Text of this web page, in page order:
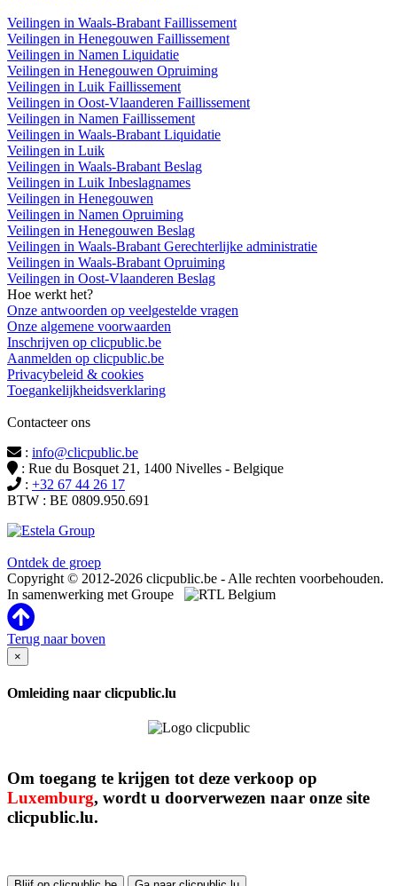
Veilingen in Waals-Brabant Faillissement
Veilingen in Henegouwen Faillissement
Veilingen in Namen Liquidatie
Veilingen in Henegouwen Opruiming
Veilingen in Luik Faillissement
Veilingen in Oost-Vlaanderen Faillissement
Veilingen in Namen Faillissement
Veilingen in Waals-Brabant Liquidatie
Veilingen in Luik
Veilingen in Waals-Brabant Beslag
Veilingen in Luik Inbeslagnames
Veilingen in Henegouwen
Veilingen in Namen Opruiming
Veilingen in Henegouwen Beslag
Veilingen in Waals-Brabant Gerechterlijke administratie
Veilingen in Waals-Brabant Opruiming
Veilingen in Oost-Vlaanderen Beslag
Hoe werkt het?
Onze antwoorden op veelgestelde vragen
Onze algemene voorwaarden
Inschrijven op clicpublic.be
Aanmelden op clicpublic.be
Privacybeleid & cookies
Toegankelijkheidsverklaring
Contacteer ons
: info@clicpublic.be
: Rue du Bosquet 21, 1400 Nivelles - Belgique
: +32 67 44 26 17
BTW : BE 0809.950.691
Ontdek de groep
Copyright © 2012-2026 clicpublic.be - Alle rechten voorbehouden.
In samenwerking met Groupe
Terug naar boven
×
Omleiding naar clicpublic.lu
Om toegang te krijgen tot deze verkoop op
Luxemburg, wordt u doorverwezen naar onze site
clicpublic.lu.